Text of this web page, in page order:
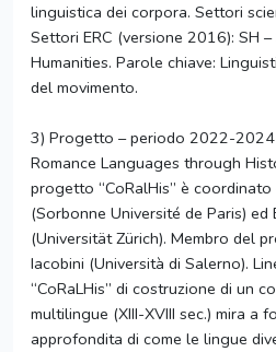
linguistica dei corpora. Settori
Settori ERC (versione 2016): SH
Humanities. Parole chiave:
del movimento.
3) Progetto – periodo 2022-2024
Romance Languages through
progetto “CoRalHis” è
(Sorbonne Université de Paris) ed
(Universität Zürich). Membro del
Iacobini (Università di Salerno).
“CoRaLHis” di costruzione di un
multilingue (XIII-XVIII sec.) mira a
approfondita di come le lingue